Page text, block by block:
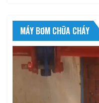
MÁY BƠM CHỮA CHÁY
Trình
chơi